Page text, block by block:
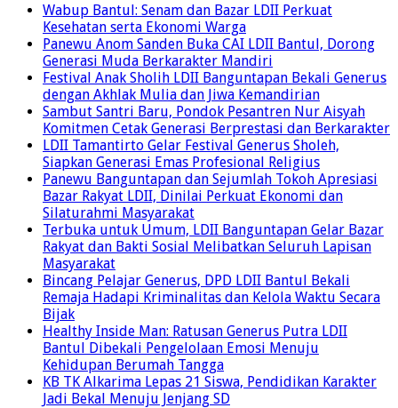
Wabup Bantul: Senam dan Bazar LDII Perkuat
Kesehatan serta Ekonomi Warga
Panewu Anom Sanden Buka CAI LDII Bantul, Dorong
Generasi Muda Berkarakter Mandiri
Festival Anak Sholih LDII Banguntapan Bekali Generus
dengan Akhlak Mulia dan Jiwa Kemandirian
Sambut Santri Baru, Pondok Pesantren Nur Aisyah
Komitmen Cetak Generasi Berprestasi dan Berkarakter
LDII Tamantirto Gelar Festival Generus Sholeh,
Siapkan Generasi Emas Profesional Religius
Panewu Banguntapan dan Sejumlah Tokoh Apresiasi
Bazar Rakyat LDII, Dinilai Perkuat Ekonomi dan
Silaturahmi Masyarakat
Terbuka untuk Umum, LDII Banguntapan Gelar Bazar
Rakyat dan Bakti Sosial Melibatkan Seluruh Lapisan
Masyarakat
Bincang Pelajar Generus, DPD LDII Bantul Bekali
Remaja Hadapi Kriminalitas dan Kelola Waktu Secara
Bijak
Healthy Inside Man: Ratusan Generus Putra LDII
Bantul Dibekali Pengelolaan Emosi Menuju
Kehidupan Berumah Tangga
KB TK Alkarima Lepas 21 Siswa, Pendidikan Karakter
Jadi Bekal Menuju Jenjang SD